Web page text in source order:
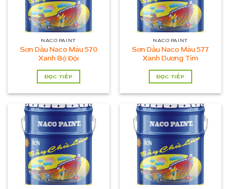
NACO PAINT
Sơn Dầu Naco Màu 570
Xanh Bộ Đội
ĐỌC TIẾP
NACO PAINT
Sơn Dầu Naco Màu 577
Xanh Dương Tím
ĐỌC TIẾP